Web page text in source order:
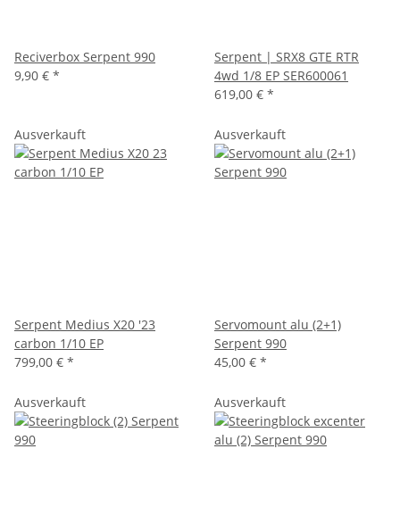
Reciverbox Serpent 990
9,90 € *
Serpent | SRX8 GTE RTR
4wd 1/8 EP SER600061
619,00 € *
Ausverkauft
Serpent Medius X20 '23
carbon 1/10 EP
799,00 € *
Ausverkauft
Servomount alu (2+1)
Serpent 990
45,00 € *
Ausverkauft Ausverkauft